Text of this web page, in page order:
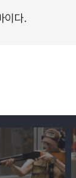
이다.